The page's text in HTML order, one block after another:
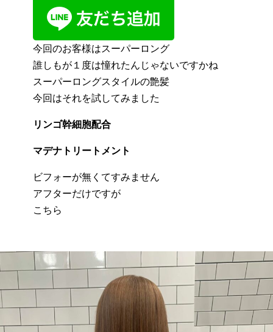
今回のお客様はスーパーロング
誰しもが１度は憧れたんじゃないですかね
スーパーロングスタイルの艶髪
今回はそれを試してみました
リンゴ幹細胞配合
マデナトリートメント
ビフォーが無くてすみません
アフターだけですが
こちら